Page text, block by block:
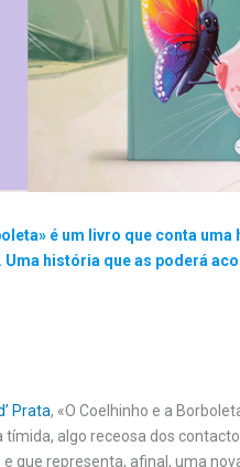
é um livro que conta
história que as poderá
Prata, «O Coelhinho e a
algo receosa dos
que representa, afinal, uma